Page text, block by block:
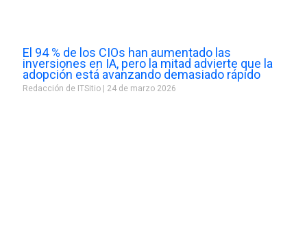
El 94 % de los CIOs han aumentado las
inversiones en IA, pero la mitad advierte que la
adopción está avanzando demasiado rápido
Redacción de ITSitio 24 de marzo 2026